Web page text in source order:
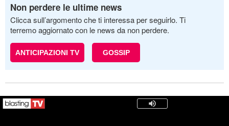
Non perdere le ultime news
Clicca sull’argomento che ti interessa per seguirlo. Ti
terremo aggiornato con le news da non perdere.
ANTICIPAZIONI TV GOSSIP